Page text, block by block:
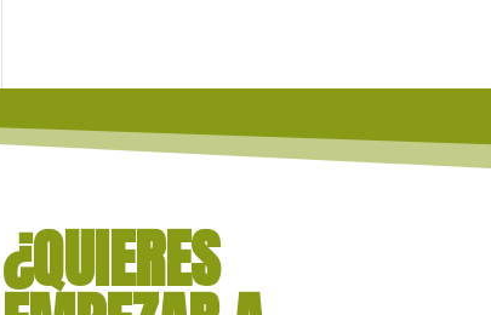
¿QUIERES